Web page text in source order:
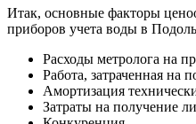
Итак, основные факторы
приборов учета воды в
Расходы метролога на
Работа, затраченная на
Амортизация
Затраты на получение